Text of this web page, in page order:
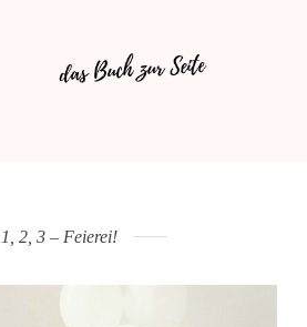
1, 2, 3 – Feierei!